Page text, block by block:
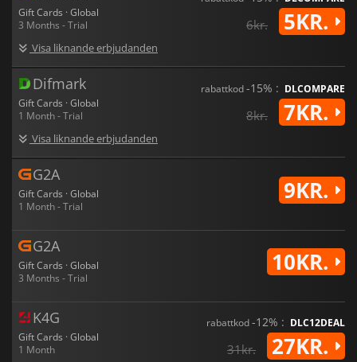
Gift Cards · Global
3 Months - Trial
Visa liknande erbjudanden
6kr. 5KR.
Difmark
Gift Cards · Global
1 Month - Trial
Visa liknande erbjudanden
rabattkod-15% : DLCOMPARE
8kr. 7KR.
G2A
Gift Cards · Global
1 Month - Trial
9KR.
G2A
Gift Cards · Global
3 Months - Trial
10KR.
K4G
Gift Cards · Global
1 Month
rabattkod-12% : DLC12DEAL
31kr. 27KR.